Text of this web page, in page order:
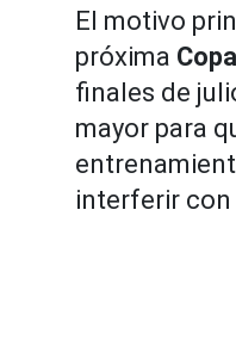
El motivo
próxima
finales de
mayor para
interferir